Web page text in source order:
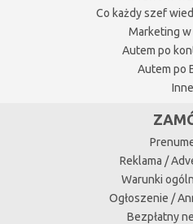
Co każdy szef
Marketing
Autem po
Autem po
Inne
Reklama /
Warunki
Ogłoszenie /
Bezpłatny